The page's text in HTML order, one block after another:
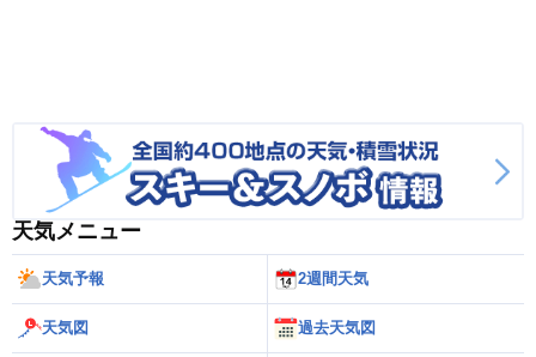
天気メニュー
天気予報 2週間天気
天気図 過去天気図